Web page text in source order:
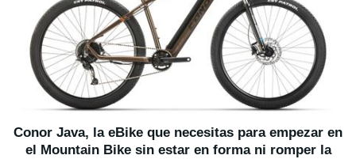
Conor Java, la eBike que necesitas para empezar en
el Mountain Bike sin estar en forma ni romper la